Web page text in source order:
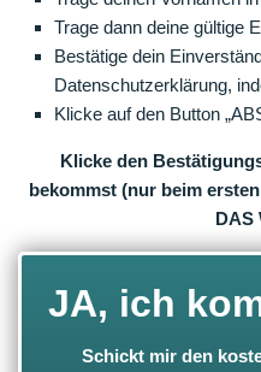
Trage dann deine gültige
Bestätige dein
Datenschutzerklärung,
Klicke auf den Button
Klicke den
bekommst (nur beim
DAS
JA, ich
Schickt mir den